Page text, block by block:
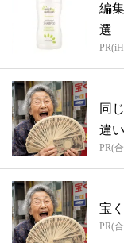
編
選
同
違
PR(
宝
PR(